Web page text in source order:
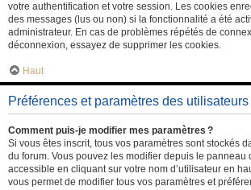
votre authentification et votre session. Les cookies
des messages (lus ou non) si la fonctionnalité a été
administrateur. En cas de problèmes répétés de
déconnexion, essayez de supprimer les cookies.
Haut
Préférences et paramètres des utilisateurs
Comment puis-je modifier mes paramètres ?
Si vous êtes inscrit, tous vos paramètres sont stockés
du forum. Vous pouvez les modifier depuis le panneau
accessible en cliquant sur votre nom d’utilisateur en
vous permet de modifier tous vos paramètres et